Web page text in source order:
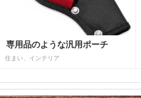
専用品のような汎用ポーチ
住まい、インテリア